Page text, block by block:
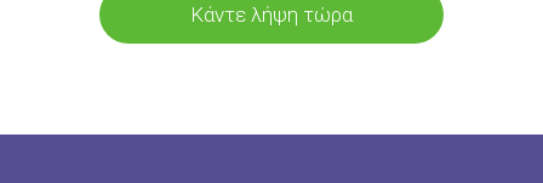
Κάντε λήψη τώρα